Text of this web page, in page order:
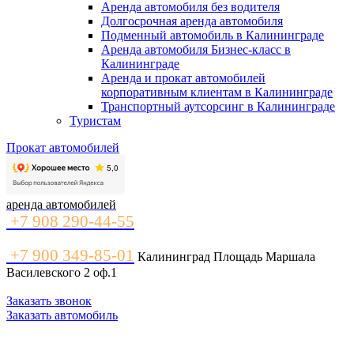
Аренда автомобиля без водителя
Долгосрочная аренда автомобиля
Подменный автомобиль в Калининграде
Аренда автомобиля Бизнес-класс в
Калининграде
Аренда и прокат автомобилей
корпоративным клиентам в Калининграде
Транспортный аутсорсинг в Калининграде
Туристам
Прокат автомобилей
аренда автомобилей
+7 908 290-44-55
+7 900 349-85-01 Калининград Площадь Маршала
Василевского 2 оф.1
Заказать звонок
Заказать автомобиль